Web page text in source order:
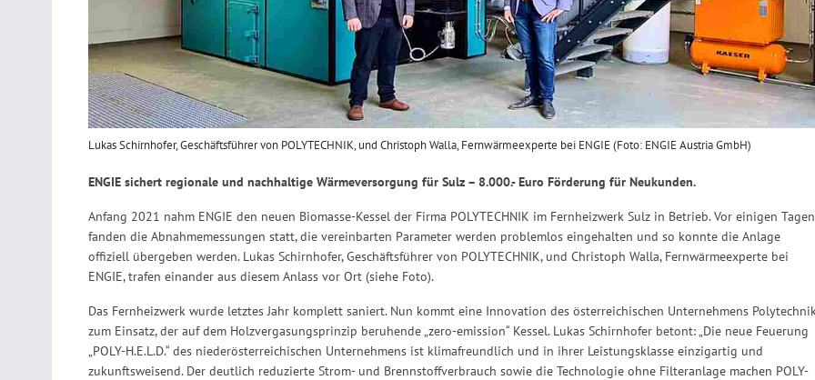
Lukas Schirnhofer, Geschäftsführer von POLYTECHNIK, und Christoph Walla, Fernwärmeexperte bei ENGIE (Foto: ENGIE Austria GmbH)
ENGIE sichert regionale und nachhaltige Wärmeversorgung für Sulz – 8.000.- Euro Förderung für Neukunden.
Anfang 2021 nahm ENGIE den neuen Biomasse-Kessel der Firma POLYTECHNIK im Fernheizwerk Sulz in Betrieb. Vor einigen Tagen
fanden die Abnahmemessungen statt, die vereinbarten Parameter werden problemlos eingehalten und so konnte die Anlage
offiziell übergeben werden. Lukas Schirnhofer, Geschäftsführer von POLYTECHNIK, und Christoph Walla, Fernwärmeexperte bei
ENGIE, trafen einander aus diesem Anlass vor Ort (siehe Foto).
Das Fernheizwerk wurde letztes Jahr komplett saniert. Nun kommt eine Innovation des österreichischen Unternehmens
zum Einsatz, der auf dem Holzvergasungsprinzip beruhende „zero-emission“ Kessel. Lukas Schirnhofer betont: „Die neue Feuerung
„POLY-H.E.L.D.“ des niederösterreichischen Unternehmens ist klimafreundlich und in ihrer Leistungsklasse einzigartig und
zukunftsweisend. Der deutlich reduzierte Strom- und Brennstoffverbrauch sowie die Technologie ohne Filteranlage machen POLY-